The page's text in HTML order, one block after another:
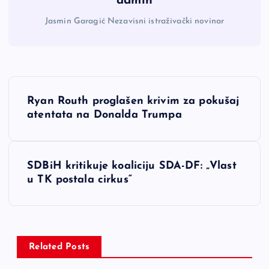
Jasmin Garagić Nezavisni istraživački novinar
N
a
Ryan Routh proglašen krivim za pokušaj
atentata na Donalda Trumpa
SDBiH kritikuje koaliciju SDA-DF: „Vlast
u TK postala cirkus“
Related Posts